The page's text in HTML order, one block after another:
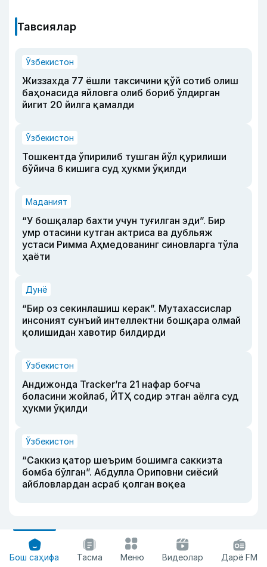
Тавсиялар
Ўзбекистон
Жиззахда 77 ёшли таксичини қўй сотиб олиш
баҳонасида яйловга олиб бориб ўлдирган
йигит 20 йилга қамалди
Ўзбекистон
Тошкентда ўпирилиб тушган йўл қурилиши
бўйича 6 кишига суд ҳукми ўқилди
Маданият
“У бошқалар бахти учун туғилган эди”. Бир
умр отасини кутган актриса ва дубльяж
устаси Римма Аҳмедованинг синовларга тўла
ҳаёти
Дунё
“Бир оз секинлашиш керак”. Мутахассислар
инсоният сунъий интеллектни бошқара олмай
қолишидан хавотир билдирди
Ўзбекистон
Андижонда Tracker’га 21 нафар боғча
боласини жойлаб, ЙТҲ содир этган аёлга суд
ҳукми ўқилди
Ўзбекистон
“Саккиз қатор шеърим бошимга саккизта
бомба бўлган”. Абдулла Ориповни сиёсий
айбловлардан асраб қолган воқеа
Бош саҳифа Тасма Меню Видеолар Дарё FM